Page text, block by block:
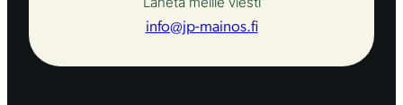
info@jp-mainos.fi